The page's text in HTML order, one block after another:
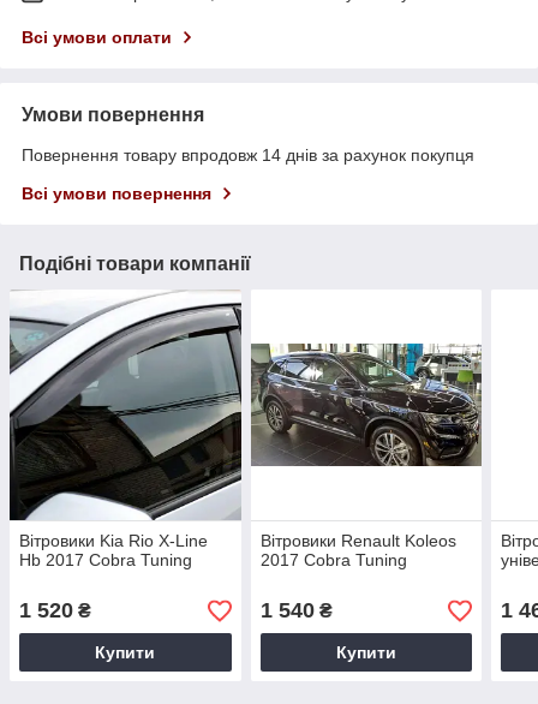
Всі умови оплати
Умови повернення
Повернення товару впродовж 14 днів за рахунок покупця
Всі умови повернення
Подібні товари компанії
Вітровики Kia Rio X-Line
Hb 2017 Cobra Tuning
1 520 ₴
Купити
Вітровики Renault Koleos
2017 Cobra Tuning
1 540₴
Купити
1